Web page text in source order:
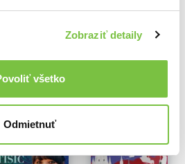
Zobraziť detaily
všetko
Odmietnuť
Cestopisy z Ázie
z tejto kategórie